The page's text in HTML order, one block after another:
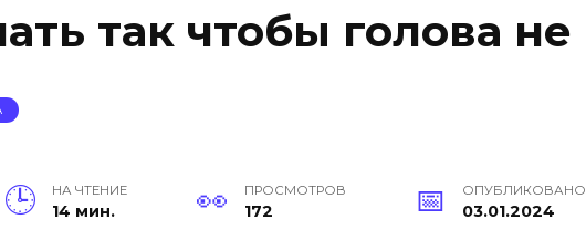
так чтобы голова не
НА ЧТЕНИЕ
14 мин.
ПРОСМОТРОВ
172
ОПУБЛИКОВАНО
03.01.2024